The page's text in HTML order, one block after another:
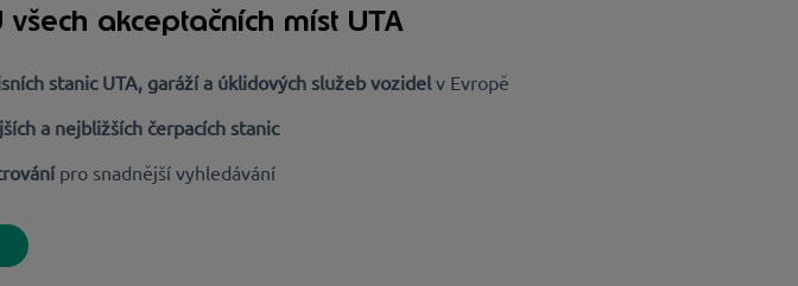
akceptačních míst UTA
stanic UTA, garáží a úklidových služeb vozidelv Evropě
a nejbližších čerpacích stanic
pro snadnější vyhledávání